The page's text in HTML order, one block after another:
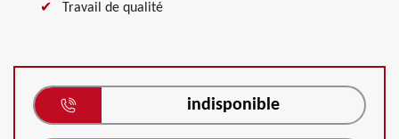
Travail de qualité
indisponible